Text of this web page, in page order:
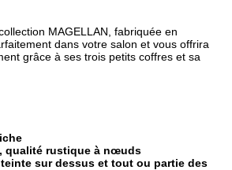
MAGELLAN, fabriquée en
dans votre salon et vous offrira
grâce à ses trois petits coffres et sa
qualité rustique à nœuds
sur dessus et tout ou partie des